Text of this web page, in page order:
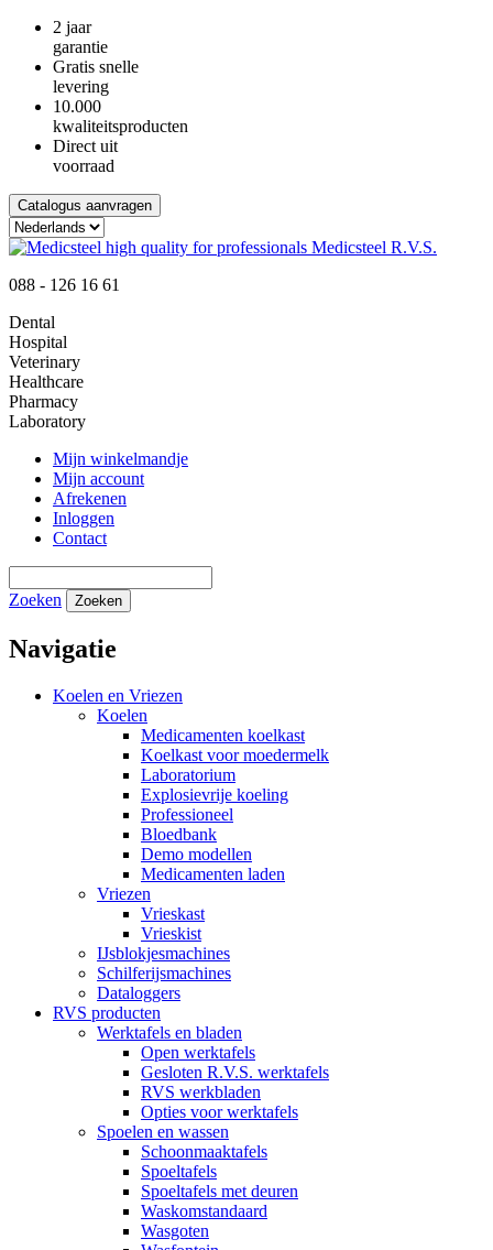
2 jaar
garantie
Gratis snelle
levering
10.000
kwaliteitsproducten
Direct uit
voorraad
Catalogus aanvragen
088 - 126 16 61
Dental
Hospital
Veterinary
Healthcare
Pharmacy
Laboratory
Mijn winkelmandje
Mijn account
Afrekenen
Inloggen
Contact
Zoeken Zoeken
Navigatie
Koelen en Vriezen
Koelen
Medicamenten koelkast
Koelkast voor moedermelk
Laboratorium
Explosievrije koeling
Professioneel
Bloedbank
Demo modellen
Medicamenten laden
Vriezen
Vrieskast
Vrieskist
IJsblokjesmachines
Schilferijsmachines
Dataloggers
RVS producten
Werktafels en bladen
Open werktafels
Gesloten R.V.S. werktafels
RVS werkbladen
Opties voor werktafels
Spoelen en wassen
Schoonmaaktafels
Spoeltafels
Spoeltafels met deuren
Waskomstandaard
Wasgoten